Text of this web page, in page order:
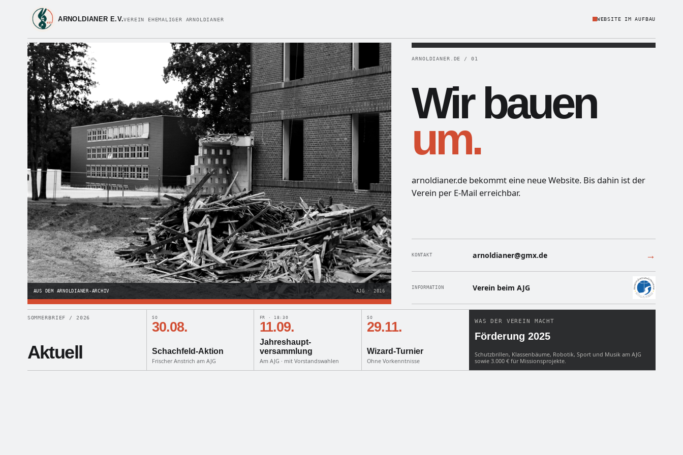
ARNOLDIANER E.V.VEREIN EHEMALIGER ARNOLDIANER WEBSITE IM AUFBAU
AUS DEM ARNOLDIANER-ARCHIV AJG · 2016
ARNOLDIANER.DE / 01
Wir bauen
um.
arnoldianer.de bekommt eine neue Website. Bis dahin ist der
Verein per E-Mail erreichbar.
KONTAKT arnoldianer@gmx.de →
INFORMATION Verein beim AJG
SOMMERBRIEF / 2026
Aktuell
SO
30.08.
Schachfeld-Aktion
Frischer Anstrich am AJG
FR · 18:30
11.09.
Jahreshaupt­
versammlung
Am AJG · mit Vorstandswahlen
SO
29.11.
Wizard-Turnier
Ohne Vorkenntnisse
WAS DER VEREIN MACHT
Förderung 2025
Schutzbrillen, Klassenbäume, Robotik, Sport und Musik am AJG
sowie 3.000 € für Missionsprojekte.